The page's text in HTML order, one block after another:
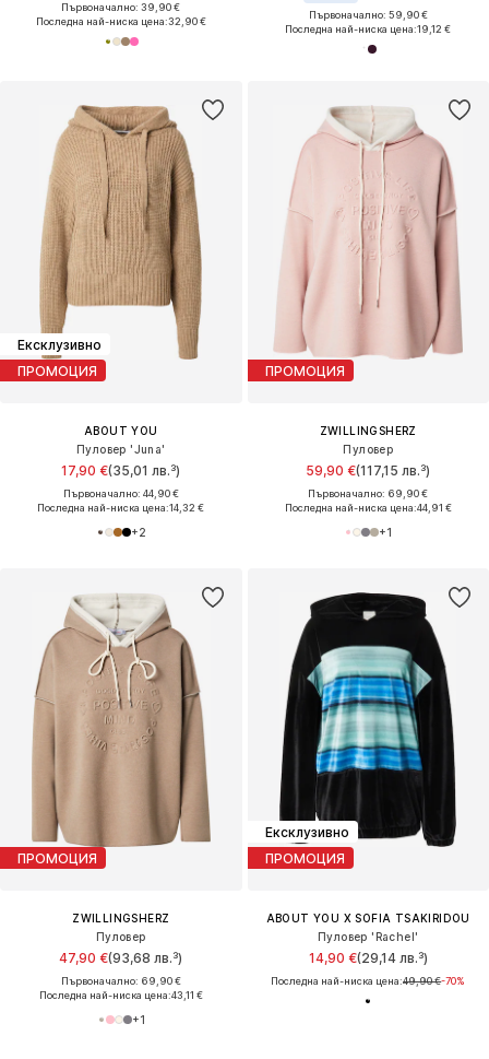
Първоначално: 39,90 €
Последна най-ниска цена:32,90 €
Първоначално: 59,90 €
Последна най-ниска цена:19,12 €
Ексклузивно
ПРОМОЦИЯ
ABOUT YOU
Пуловер 'Juna'
17,90 €(35,01 лв.³)
Първоначално: 44,90 €
Последна най-ниска цена:14,32 €
+2
ПРОМОЦИЯ
ZWILLINGSHERZ
Пуловер
59,90 €(117,15 лв.³)
Първоначално: 69,90 €
Последна най-ниска цена:44,91 €
+1
ПРОМОЦИЯ
ZWILLINGSHERZ
Пуловер
47,90 €(93,68 лв.³)
Първоначално: 69,90 €
Последна най-ниска цена:43,11 €
+1
Ексклузивно
ПРОМОЦИЯ
ABOUT YOU X SOFIA TSAKIRIDOU
Пуловер 'Rachel'
14,90 €(29,14 лв.³)
Последна най-ниска цена:49,90 €-70%